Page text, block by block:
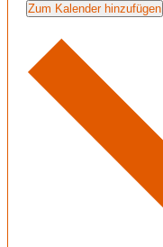
Zum Kalender hinzufügen